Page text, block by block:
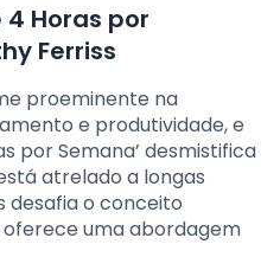
4 Horas por
Ferriss
proeminente na
e produtividade, e
por Semana’ desmistifica
atrelado a longas
desafia o conceito
uma abordagem